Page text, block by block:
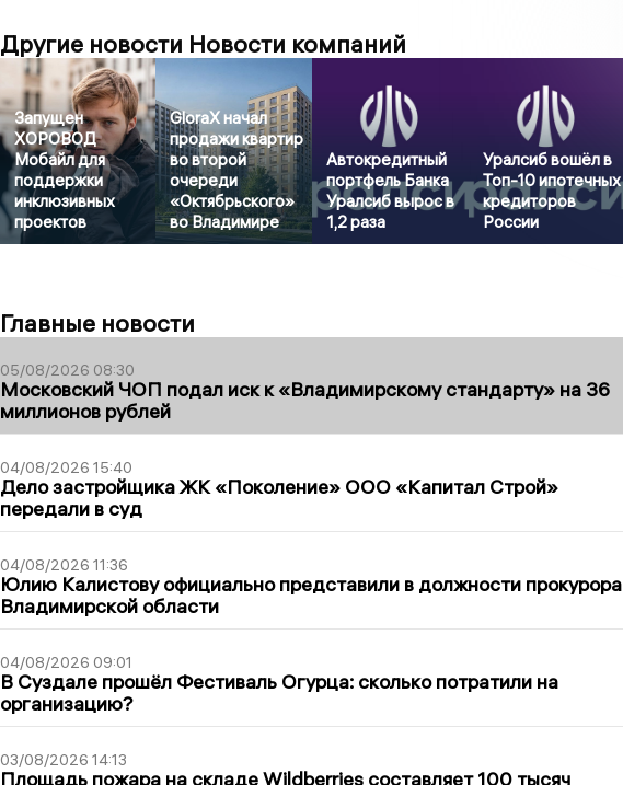
Другие новости Новости компаний
Запущен
ХОРОВОД
Мобайл для
поддержки
инклюзивных
проектов
GloraX начал
продажи квартир
во второй
очереди
«Октябрьского»
во Владимире
Автокредитный
портфель Банка
Уралсиб вырос в
1,2 раза
Уралсиб вошёл в
Топ-10 ипотечных
кредиторов
России
Главные новости
05/08/2026 08:30
Московский ЧОП подал иск к «Владимирскому стандарту» на 36
миллионов рублей
04/08/2026 15:40
Дело застройщика ЖК «Поколение» ООО «Капитал Строй»
передали в суд
04/08/2026 11:36
Юлию Калистову официально представили в должности прокурора
Владимирской области
04/08/2026 09:01
В Суздале прошёл Фестиваль Огурца: сколько потратили на
организацию?
03/08/2026 14:13
Площадь пожара на складе Wildberries составляет 100 тысяч